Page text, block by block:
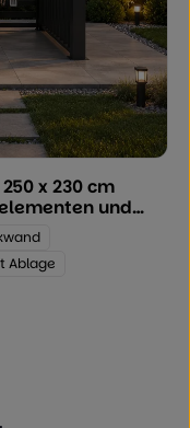
Bewertung von 0
x 230 cm
und
Ablage